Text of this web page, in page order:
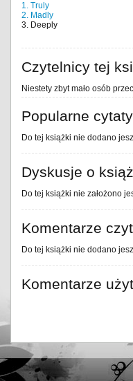
1. Truly
2. Madly
3. Deeply
Czytelnicy tej
Niestety zbyt mało osób
Popularne cytaty
Do tej książki nie dodano
Dyskusje o
Do tej książki nie założono
Komentarze
Do tej książki nie dodano
Komentarze